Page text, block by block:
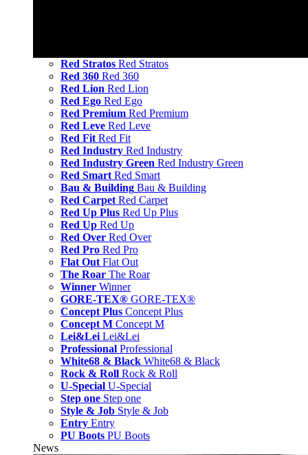
Red Stratos Red Stratos
Red 360 Red 360
Red Lion Red Lion
Red Ego Red Ego
Red Premium Red Premium
Red Leve Red Leve
Red Fit Red Fit
Red Industry Red Industry
Red Industry Green Red Industry Green
Red Smart Red Smart
Bau & Building Bau & Building
Red Carpet Red Carpet
Red Up Plus Red Up Plus
Red Up Red Up
Red Over Red Over
Red Pro Red Pro
Flat Out Flat Out
The Roar The Roar
Winner Winner
GORE-TEX® GORE-TEX®
Concept Plus Concept Plus
Concept M Concept M
Lei&Lei Lei&Lei
Professional Professional
White68 & Black White68 & Black
Rock & Roll Rock & Roll
U-Special U-Special
Step one Step one
Style & Job Style & Job
Entry Entry
PU Boots PU Boots
News